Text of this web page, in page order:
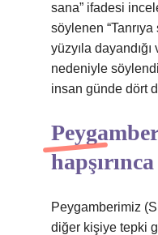
sana” ifadesi
söylenen
yüzyıla
nedeniyle
insan günde dört
Peygamberimiz
diğer kişiye tepki